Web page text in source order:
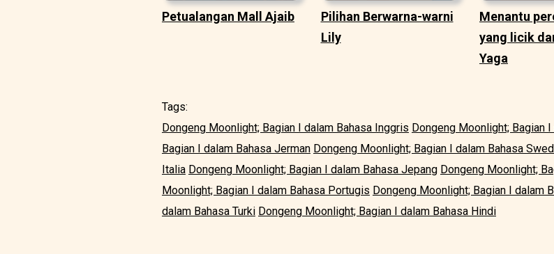
Petualangan Mall Ajaib
Pilihan Berwarna-warni
Lily
Menantu
yang licik
Yaga
Tags:
Dongeng Moonlight; Bagian I dalam Bahasa Inggris Dongeng Moonlight; Bagian
Bagian I dalam Bahasa Jerman Dongeng Moonlight; Bagian I dalam Bahasa
Italia Dongeng Moonlight; Bagian I dalam Bahasa Jepang Dongeng Moonlight;
Moonlight; Bagian I dalam Bahasa Portugis Dongeng Moonlight; Bagian I dalam
dalam Bahasa Turki Dongeng Moonlight; Bagian I dalam Bahasa Hindi